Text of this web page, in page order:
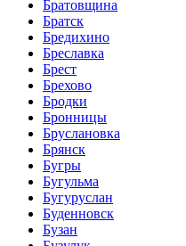
Братовщина
Братск
Бредихино
Бреславка
Брест
Брехово
Бродки
Бронницы
Бруслановка
Брянск
Бугры
Бугульма
Бугуруслан
Буденновск
Бузан